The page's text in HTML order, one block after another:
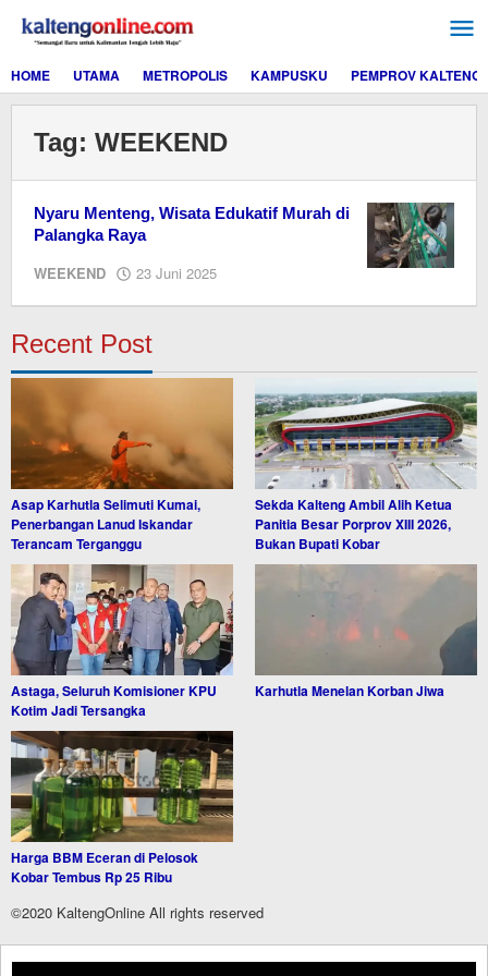
konten
HOME
UTAMA METROPOLIS KAMPUSKU PEMPROV KALTENG
Tag: WEEKEND
Nyaru Menteng, Wisata Edukatif Murah di
Palangka Raya
WEEKEND 23 Juni 2025
Recent Post
Asap Karhutla Selimuti Kumai,
Penerbangan Lanud Iskandar
Terancam Terganggu
Sekda Kalteng Ambil Alih Ketua
Panitia Besar Porprov XIII 2026,
Bukan Bupati Kobar
Astaga, Seluruh Komisioner KPU
Kotim Jadi Tersangka
Karhutla Menelan Korban Jiwa
Harga BBM Eceran di Pelosok
Kobar Tembus Rp 25 Ribu
©2020 KaltengOnline All rights reserved